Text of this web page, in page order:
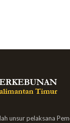
unsur pelaksana